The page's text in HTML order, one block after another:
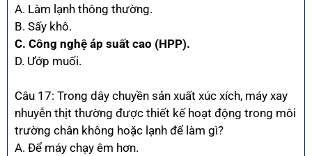
A. Làm lạnh thông thường.
B. Sấy khô.
C. Công nghệ áp suất cao (HPP).
D. Ướp muối.
Câu 17: Trong dây chuyền sản xuất xúc xích, máy xay
nhuyễn thịt thường được thiết kế hoạt động trong môi
trường chân không hoặc lạnh để làm gì?
A. Để máy chạy êm hơn.